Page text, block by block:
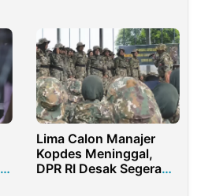
Lima Calon Manajer
Kopdes Meninggal,
DPR RI Desak Segera